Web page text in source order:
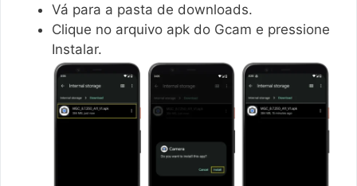
Vá para a pasta de downloads.
Clique no arquivo apk do Gcam e pressione
Instalar.